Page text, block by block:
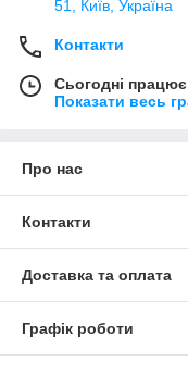
51, Київ, Україна
Контакти
Сьогодні
Показати весь
Про нас
Контакти
Доставка та оплата
Графік роботи